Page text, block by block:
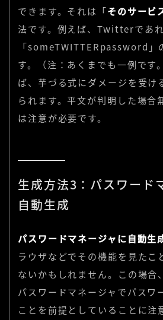
できます。それは「そのサービ
法です。例えば、Twitterであ
「someTWITTERpassword」
す。（注：あくまでも一例です
ば、芋づる式にダメージを受け
られます。平文が判明した場合
は注意が必要です。
生成方法3：パスワード
自動生成
パスワードマネージャに自動生
ラウザなどでその機能を見たこ
ないかもしれません。この場合
パスワードマネージャでパスワ
ことを前提としていることに注